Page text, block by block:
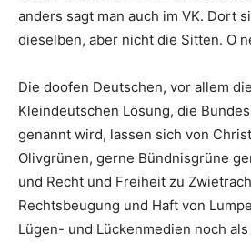
anders sagt man auch im VK. Dort
dieselben, aber nicht die Sitten. O
Die doofen Deutschen, vor allem
Kleindeutschen Lösung, die
genannt wird, lassen sich von
Olivgrünen, gerne Bündnisgrüne
und Recht und Freiheit zu
Rechtsbeugung und Haft von
Lügen- und Lückenmedien noch